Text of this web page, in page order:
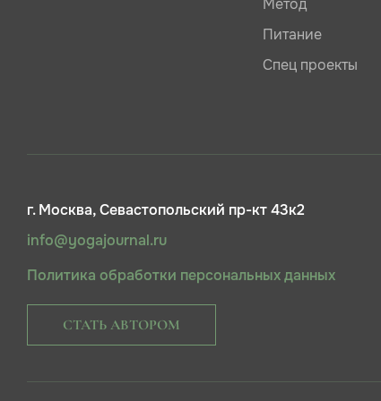
Метод
Питание
Спец проекты
г. Москва, Севастопольский пр-кт 43к2
info@yogajournal.ru
Политика обработки персональных данных
СТАТЬ АВТОРОМ